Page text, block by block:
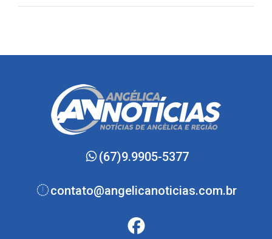
(67)9.9905-5377
contato@angelicanoticias.com.br